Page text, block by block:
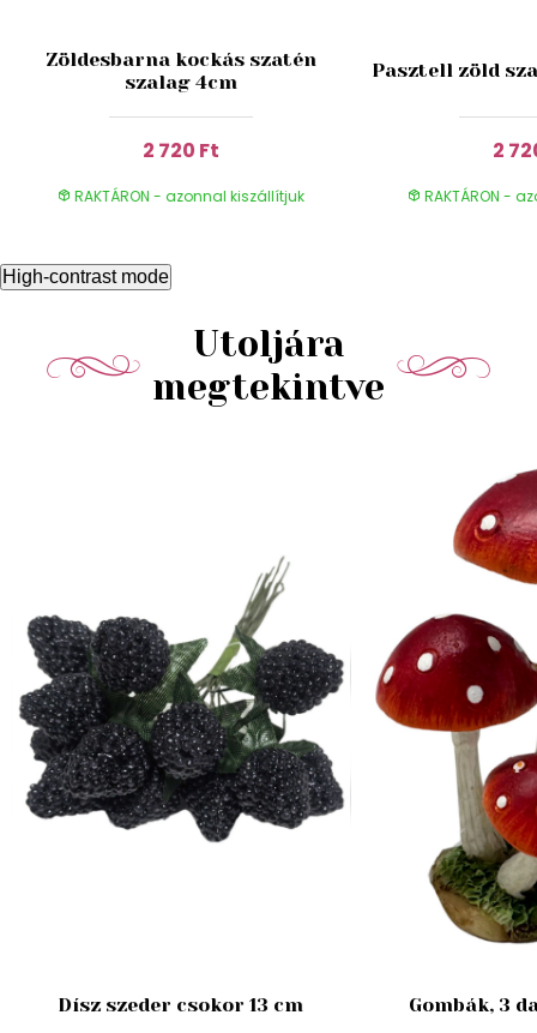
Zöldesbarna kockás szatén
szalag 4cm
2 720 Ft
RAKTÁRON - azonnal kiszállítjuk
Pasztell zöld
2
RAKTÁRON -
High-contrast mode
Utoljára
megtekintve
Dísz szeder csokor 13 cm Gombák, 3